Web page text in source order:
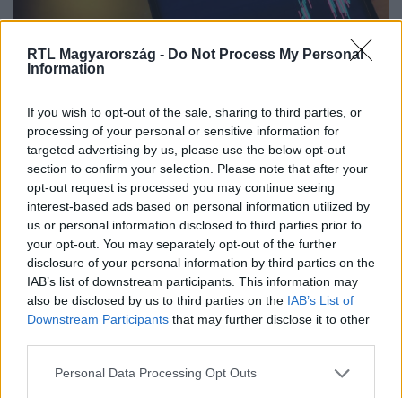
RTL Magyarország - Do Not Process My Personal
Information
If you wish to opt-out of the sale, sharing to third parties, or
processing of your personal or sensitive information for
targeted advertising by us, please use the below opt-out
section to confirm your selection. Please note that after your
opt-out request is processed you may continue seeing
interest-based ads based on personal information utilized by
us or personal information disclosed to third parties prior to
your opt-out. You may separately opt-out of the further
disclosure of your personal information by third parties on the
IAB’s list of downstream participants. This information may
also be disclosed by us to third parties on the IAB’s List of
Downstream Participants that may further disclose it to other
Please note that this website/app uses one or more Google
Personal Data Processing Opt Outs
Gazdaság
2024. március 5. 18:56
rekordját
Lám, még a föntnél is volt följebb. A bitcoin jegyzése a 69
ezer dollár fölötti rekordmagas szintet érte el kedden.